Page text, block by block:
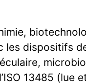
les dispositifs
13485 (lue